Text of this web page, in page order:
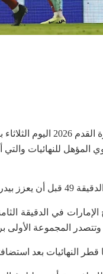
المؤهل للنهائيات
في الدقيقة 74.
في الدقيقة
وتتصدر المجموعة الأولى
النهائيات بعد استضافتها